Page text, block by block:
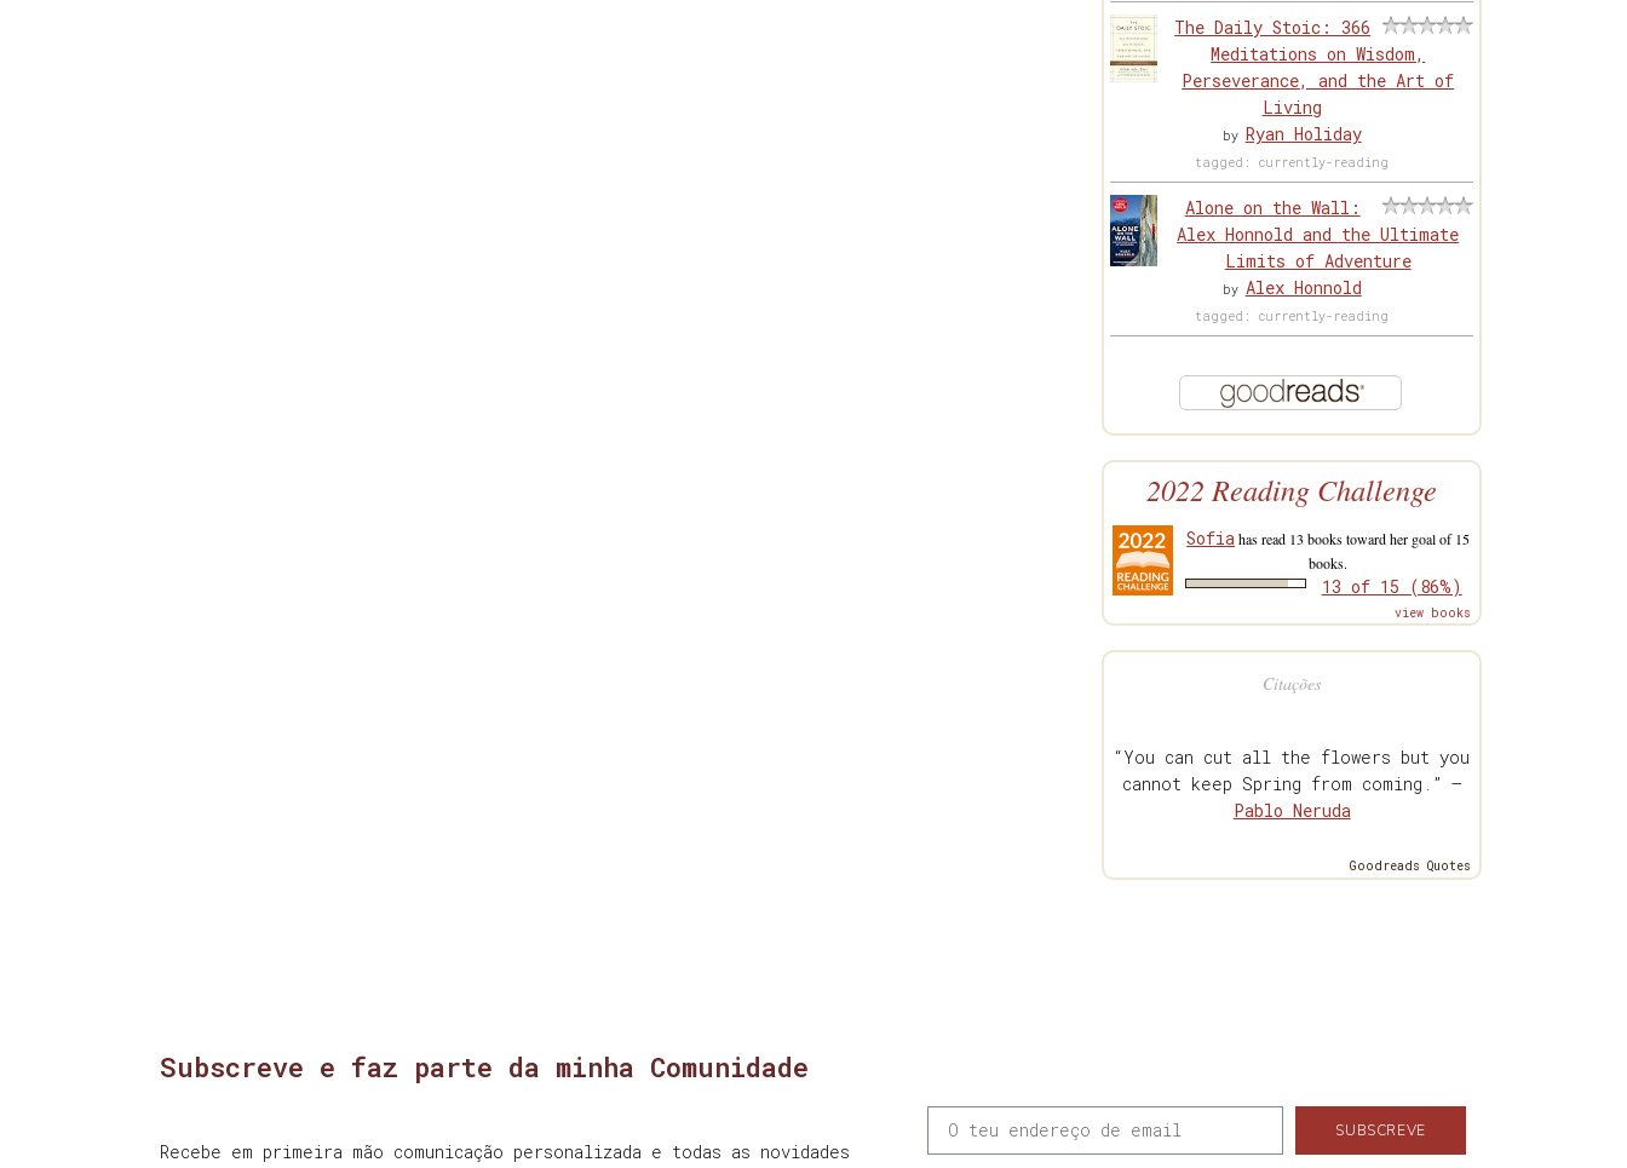
The Daily Stoic: 366
Meditations on Wisdom,
Perseverance, and the Art of
Living
by Ryan Holiday
tagged: currently-reading
Alone on the Wall:
Alex Honnold and the Ultimate
Limits of Adventure
by Alex Honnold
tagged: currently-reading
2022 Reading Challenge
Sofiahas read 13 books toward her goal of 15
books.
13 of 15 (86%)
view books
Citações
“You can cut all the flowers but you
cannot keep Spring from coming.” —
Pablo Neruda
Goodreads Quotes
Subscreve e faz parte da minha Comunidade
Recebe em primeira mão comunicação personalizada e todas as novidades
SUBSCREVE